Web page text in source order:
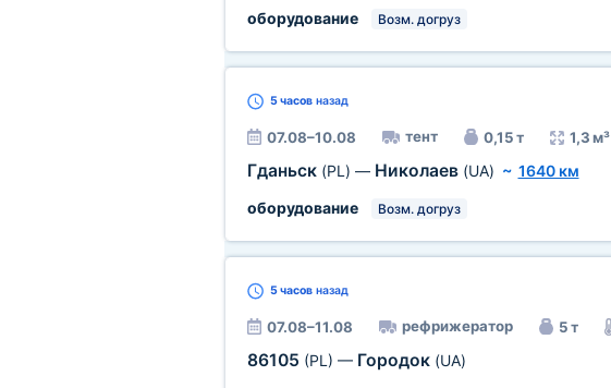
оборудование
Возм. догруз
5 часовназад
07.08–10.08 тент 0,15 т 1,3 м³
Гданьск (PL) — Николаев (UA) ~ 1640 км
оборудование
Возм. догруз
5 часовназад
07.08–11.08 рефрижератор 5 т
86105 (PL) — Городок (UA)